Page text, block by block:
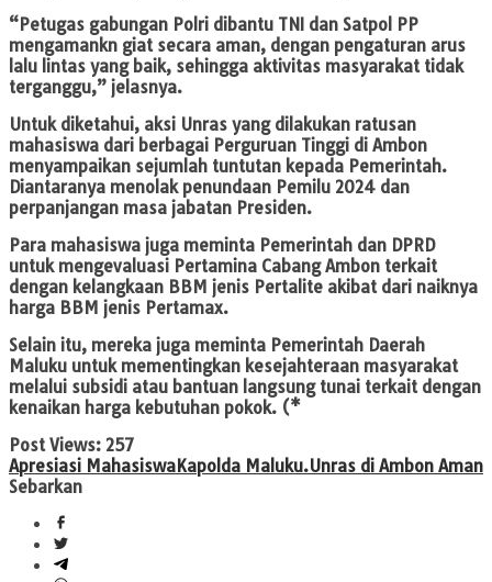
“Petugas gabungan Polri dibantu TNI dan Satpol PP
mengamankn giat secara aman, dengan pengaturan arus
lalu lintas yang baik, sehingga aktivitas masyarakat tidak
terganggu,” jelasnya.
Untuk diketahui, aksi Unras yang dilakukan ratusan
mahasiswa dari berbagai Perguruan Tinggi di Ambon
menyampaikan sejumlah tuntutan kepada Pemerintah.
Diantaranya menolak penundaan Pemilu 2024 dan
perpanjangan masa jabatan Presiden.
Para mahasiswa juga meminta Pemerintah dan DPRD
untuk mengevaluasi Pertamina Cabang Ambon terkait
dengan kelangkaan BBM jenis Pertalite akibat dari naiknya
harga BBM jenis Pertamax.
Selain itu, mereka juga meminta Pemerintah Daerah
Maluku untuk mementingkan kesejahteraan masyarakat
melalui subsidi atau bantuan langsung tunai terkait dengan
kenaikan harga kebutuhan pokok. (*
Post Views: 257
Apresiasi MahasiswaKapolda Maluku.Unras di Ambon Aman
Sebarkan